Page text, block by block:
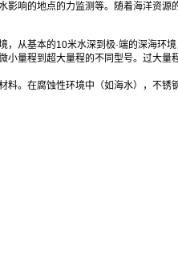
响的地点的力监测等。随着海洋资源
从基本的10米水深到极·端的深海环境
量程到超大量程的不同型号。过大
。在腐蚀性环境中（如海水），不锈